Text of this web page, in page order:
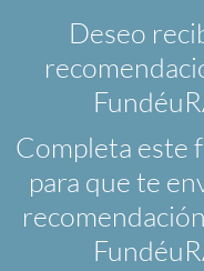
Deseo
Completa este
para que te